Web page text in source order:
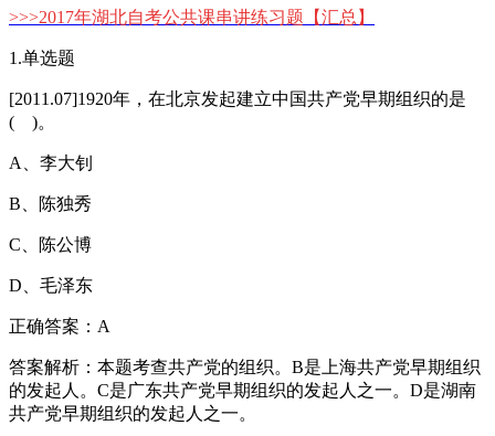
>>>2017年湖北自考公共课串讲练习题 【汇总】
1.单选题
[2011.07]1920年，在北京发起建立中国共产党早期组织的是
( )。
A、李大钊
B、陈独秀
C、陈公博
D、毛泽东
正确答案：A
答案解析：本题考查共产党的组织。B是上海共产党早期组织
的发起人。C是广东共产党早期组织的发起人之一。D是湖南
共产党早期组织的发起人之一。